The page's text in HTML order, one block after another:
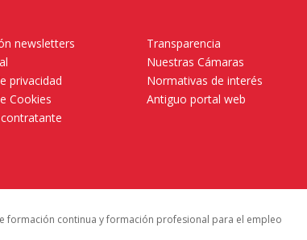
newsletters
privacidad
Cookies
Transparencia
Nuestras Cámaras
Normativas de interés
Antiguo portal web
formación continua y formación profesional para el empleo